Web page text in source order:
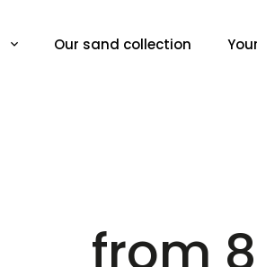
Our sand collection
from